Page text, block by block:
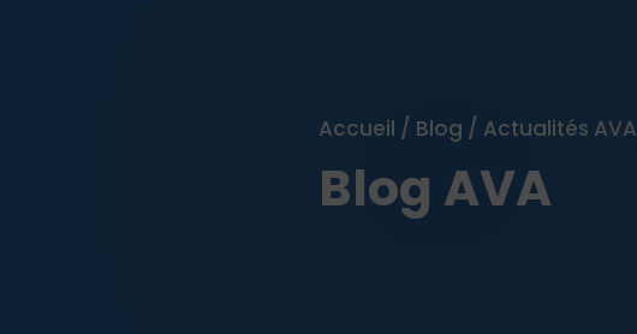
Accueil / Blog / Actualités AVA
Blog AVA